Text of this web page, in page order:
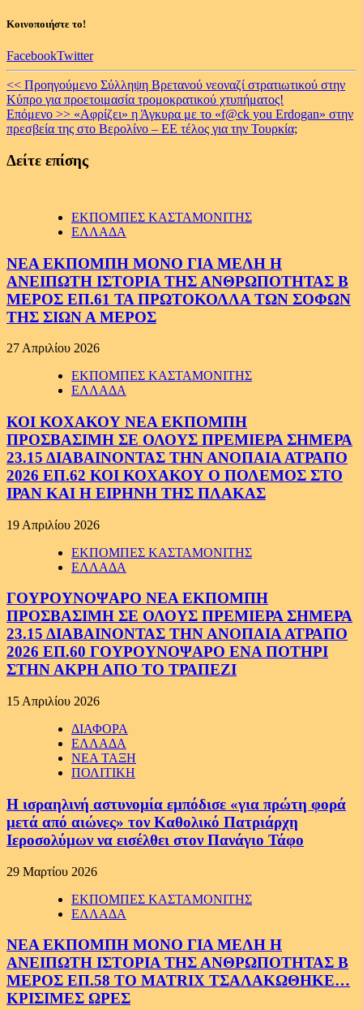
Κοινοποιήστε το!
FacebookTwitter
Continue
Reading
<< Προηγούμενο Σύλληψη Βρετανού νεοναζί στρατιωτικού στην
Κύπρο για προετοιμασία τρομοκρατικού χτυπήματος!
Επόμενο >> «Αφρίζει» η Άγκυρα με το «f@ck you Erdogan» στην
πρεσβεία της στο Βερολίνο – ΕΕ τέλος για την Τουρκία;
Δείτε επίσης
ΕΚΠΟΜΠΕΣ ΚΑΣΤΑΜΟΝΙΤΗΣ
ΕΛΛΑΔΑ
ΝΕΑ ΕΚΠΟΜΠΗ ΜΟΝΟ ΓΙΑ ΜΕΛΗ Η
ΑΝΕΙΠΩΤΗ ΙΣΤΟΡΙΑ ΤΗΣ ΑΝΘΡΩΠΟΤΗΤΑΣ Β
ΜΕΡΟΣ ΕΠ.61 ΤΑ ΠΡΩΤΟΚΟΛΛΑ ΤΩΝ ΣΟΦΩΝ
ΤΗΣ ΣΙΩΝ Α ΜΕΡΟΣ
27 Απριλίου 2026
ΕΚΠΟΜΠΕΣ ΚΑΣΤΑΜΟΝΙΤΗΣ
ΕΛΛΑΔΑ
ΚΟΙ ΚΟΧΑΚΟΥ ΝΕΑ ΕΚΠΟΜΠΗ
ΠΡΟΣΒΑΣΙΜΗ ΣΕ ΟΛΟΥΣ ΠΡΕΜΙΕΡΑ ΣΗΜΕΡΑ
23.15 ΔΙΑΒΑΙΝΟΝΤΑΣ ΤΗΝ ΑΝΟΠΑΙΑ ΑΤΡΑΠΟ
2026 ΕΠ.62 ΚΟΙ ΚΟΧΑΚΟΥ Ο ΠΟΛΕΜΟΣ ΣΤΟ
ΙΡΑΝ ΚΑΙ Η ΕΙΡΗΝΗ ΤΗΣ ΠΛΑΚΑΣ
19 Απριλίου 2026
ΕΚΠΟΜΠΕΣ ΚΑΣΤΑΜΟΝΙΤΗΣ
ΕΛΛΑΔΑ
ΓΟΥΡΟΥΝΟΨΑΡΟ ΝΕΑ ΕΚΠΟΜΠΗ
ΠΡΟΣΒΑΣΙΜΗ ΣΕ ΟΛΟΥΣ ΠΡΕΜΙΕΡΑ ΣΗΜΕΡΑ
23.15 ΔΙΑΒΑΙΝΟΝΤΑΣ ΤΗΝ ΑΝΟΠΑΙΑ ΑΤΡΑΠΟ
2026 ΕΠ.60 ΓΟΥΡΟΥΝΟΨΑΡΟ ΕΝΑ ΠΟΤΗΡΙ
ΣΤΗΝ ΑΚΡΗ ΑΠΟ ΤΟ ΤΡΑΠΕΖΙ
15 Απριλίου 2026
ΔΙΑΦΟΡΑ
ΕΛΛΑΔΑ
ΝΕΑ ΤΑΞΗ
ΠΟΛΙΤΙΚΗ
Η ισραηλινή αστυνομία εμπόδισε «για πρώτη φορά
μετά από αιώνες» τον Καθολικό Πατριάρχη
Ιεροσολύμων να εισέλθει στον Πανάγιο Τάφο
29 Μαρτίου 2026
ΕΚΠΟΜΠΕΣ ΚΑΣΤΑΜΟΝΙΤΗΣ
ΕΛΛΑΔΑ
ΝΕΑ ΕΚΠΟΜΠΗ ΜΟΝΟ ΓΙΑ ΜΕΛΗ Η
ΑΝΕΙΠΩΤΗ ΙΣΤΟΡΙΑ ΤΗΣ ΑΝΘΡΩΠΟΤΗΤΑΣ Β
ΜΕΡΟΣ ΕΠ.58 ΤΟ MATRIX ΤΣΑΛΑΚΩΘΗΚΕ…
ΚΡΙΣΙΜΕΣ ΩΡΕΣ